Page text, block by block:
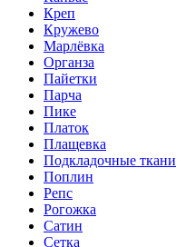
Креп
Кружево
Марлёвка
Органза
Пайетки
Парча
Пике
Платок
Плащевка
Подкладочные ткани
Поплин
Репс
Рогожка
Сатин
Сетка